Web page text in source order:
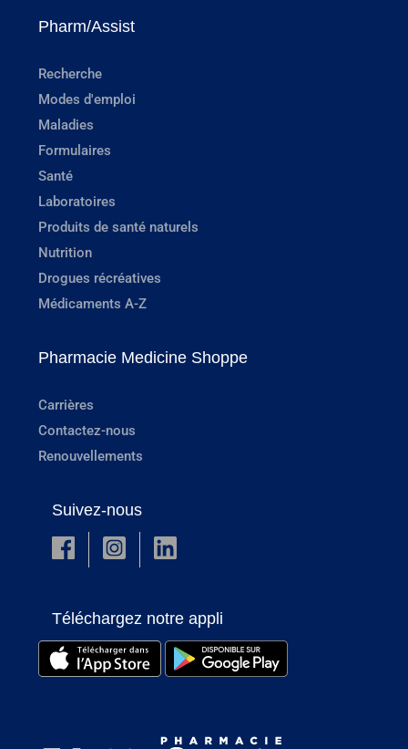
Pharm/Assist
Recherche
Modes d'emploi
Maladies
Formulaires
Santé
Laboratoires
Produits de santé naturels
Nutrition
Drogues récréatives
Médicaments A-Z
Pharmacie Medicine Shoppe
Carrières
Contactez-nous
Renouvellements
Suivez-nous
Téléchargez notre appli